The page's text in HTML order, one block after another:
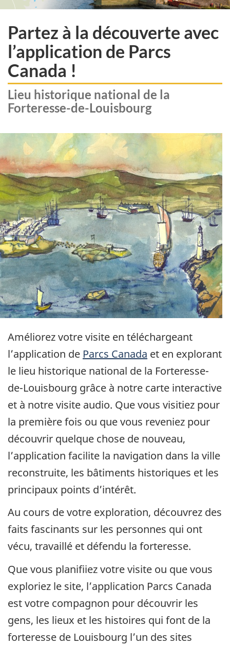
Partez à la découverte avec
l’application de Parcs
Canada !
Lieu historique national de la
Forteresse-de-Louisbourg
Améliorez votre visite en téléchargeant
l’application de Parcs Canada et en explorant
le lieu historique national de la Forteresse-
de-Louisbourg grâce à notre carte interactive
et à notre visite audio. Que vous visitiez pour
la première fois ou que vous reveniez pour
découvrir quelque chose de nouveau,
l’application facilite la navigation dans la ville
reconstruite, les bâtiments historiques et les
principaux points d’intérêt.
Au cours de votre exploration, découvrez des
faits fascinants sur les personnes qui ont
vécu, travaillé et défendu la forteresse.
Que vous planifiiez votre visite ou que vous
exploriez le site, l’application Parcs Canada
est votre compagnon pour découvrir les
gens, les lieux et les histoires qui font de la
forteresse de Louisbourg l’un des sites